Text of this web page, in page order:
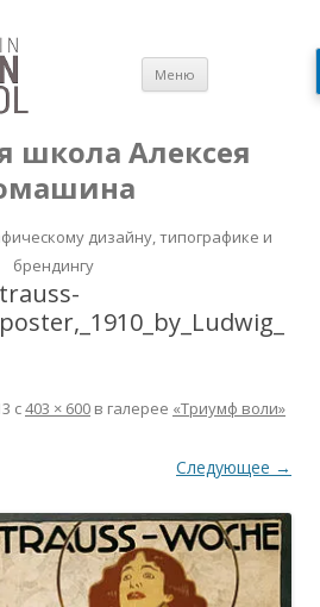
школа Алексея
дизайну, типографике и
брендингу
Меню
содержимому
с403 × 600 в галерее «Триумф воли»
Следующее →